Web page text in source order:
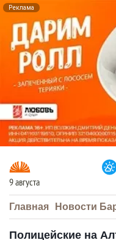
Реклама
9 августа
Главная Новости
Полицейские на